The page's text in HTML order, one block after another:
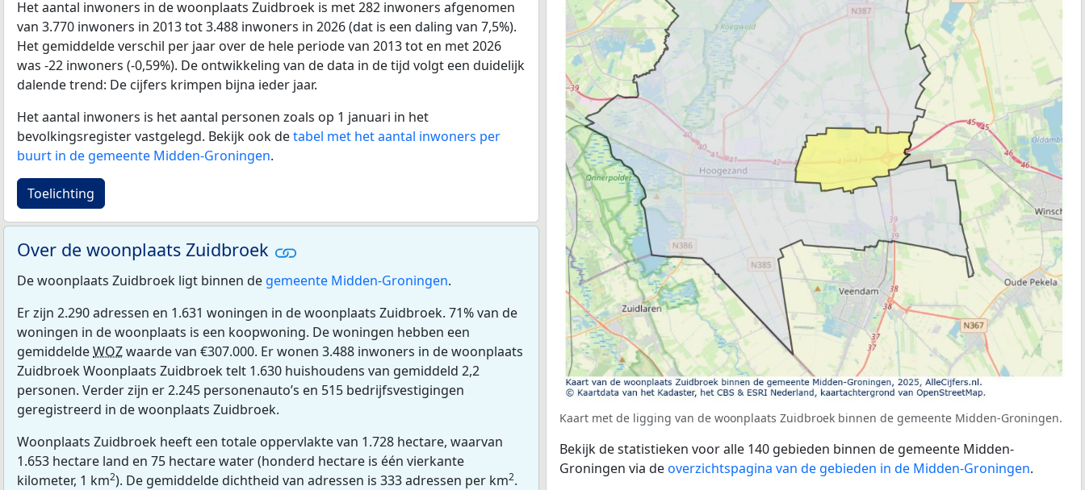
Het aantal inwoners in de woonplaats Zuidbroek is met 282 inwoners afgenomen
van 3.770 inwoners in 2013 tot 3.488 inwoners in 2026 (dat is een daling van 7,5%).
Het gemiddelde verschil per jaar over de hele periode van 2013 tot en met 2026
was -22 inwoners (-0,59%). De ontwikkeling van de data in de tijd volgt een duidelijk
dalende trend: De cijfers krimpen bijna ieder jaar.
Het aantal inwoners is het aantal personen zoals op 1 januari in het
bevolkingsregister vastgelegd. Bekijk ook detabel met het aantal inwoners per
buurt in de gemeente Midden-Groningen.
Toelichting
Over de woonplaats Zuidbroek
De woonplaats Zuidbroek ligt binnen de gemeente Midden-Groningen.
Er zijn 2.290 adressen en 1.631 woningen in de woonplaats Zuidbroek. 71% van de
woningen in de woonplaats is een koopwoning. De woningen hebben een
gemiddeldeWOZwaarde van €307.000. Er wonen 3.488 inwoners in de woonplaats
Zuidbroek Woonplaats Zuidbroek telt 1.630 huishoudens van gemiddeld 2,2
personen. Verder zijn er 2.245 personenauto’s en 515 bedrijfsvestigingen
geregistreerd in de woonplaats Zuidbroek.
Woonplaats Zuidbroek heeft een totale oppervlakte van 1.728 hectare, waarvan
1.653 hectare land en 75 hectare water (honderd hectare is één vierkante
kilometer, 1 km2). De gemiddelde dichtheid van adressen is 333 adressen per km2.
Kaart met de ligging van de woonplaats Zuidbroek binnen de gemeente Midden-Groningen.
Bekijk de statistieken voor alle 140 gebieden binnen de gemeente Midden-
Groningen via deoverzichtspagina van de gebieden in de Midden-Groningen.